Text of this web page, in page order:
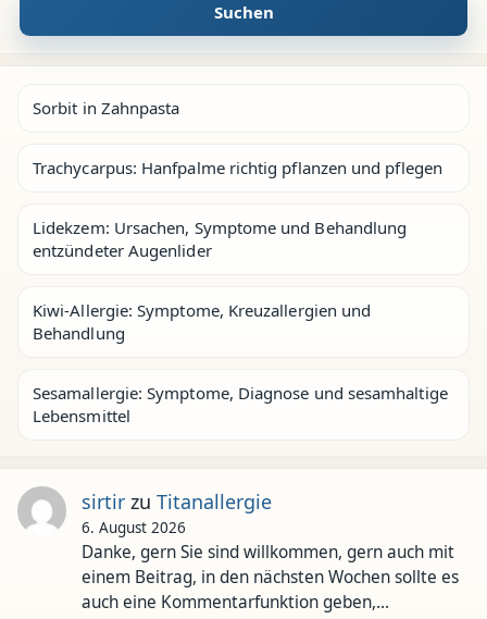
Suchen
Sorbit in Zahnpasta
Trachycarpus: Hanfpalme richtig pflanzen und pflegen
Lidekzem: Ursachen, Symptome und Behandlung
entzündeter Augenlider
Kiwi-Allergie: Symptome, Kreuzallergien und
Behandlung
Sesamallergie: Symptome, Diagnose und sesamhaltige
Lebensmittel
sirtirzu Titanallergie
6. August 2026
Danke, gern Sie sind willkommen, gern auch mit
einem Beitrag, in den nächsten Wochen sollte es
auch eine Kommentarfunktion geben,…